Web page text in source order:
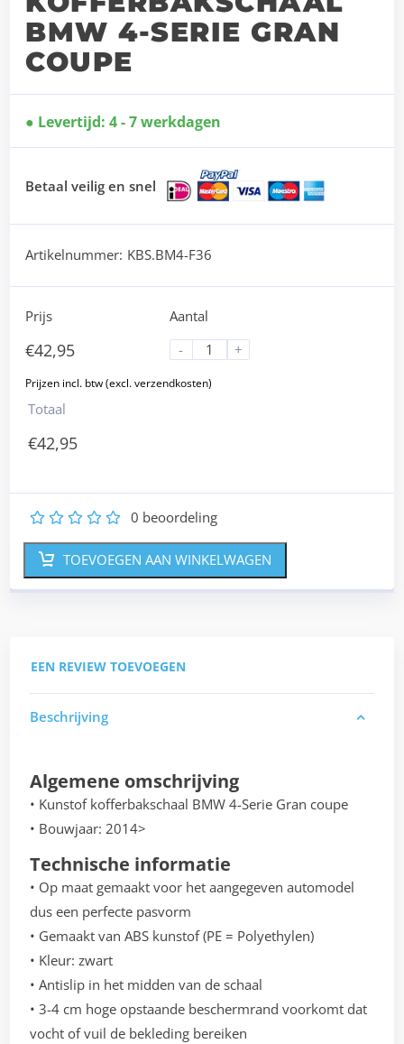
BMW 4-SERIE GRAN
COUPE
Levertijd: 4 - 7 werkdagen
Betaal veilig en snel
Artikelnummer: KBS.BM4-F36
Prijs
€42,95
Aantal
-
+
Totaal
€42,95
5
4
3
2 0 beoordeling
TOEVOEGEN AAN WINKELWAGEN
EEN REVIEW TOEVOEGEN
Beschrijving
Algemene omschrijving
• Kunstof kofferbakschaal BMW 4-Serie Gran coupe
• Bouwjaar: 2014>
Technische informatie
• Op maat gemaakt voor het aangegeven automodel
dus een perfecte pasvorm
• Gemaakt van ABS kunstof (PE = Polyethylen)
• Kleur: zwart
• Antislip in het midden van de schaal
• 3-4 cm hoge opstaande beschermrand voorkomt dat
vocht of vuil de bekleding bereiken